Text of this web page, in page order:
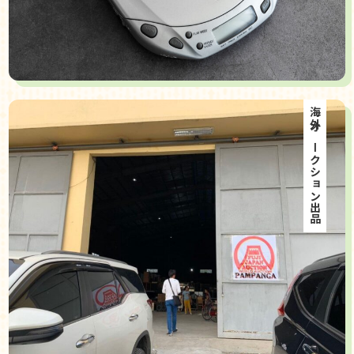
海外オークション出品